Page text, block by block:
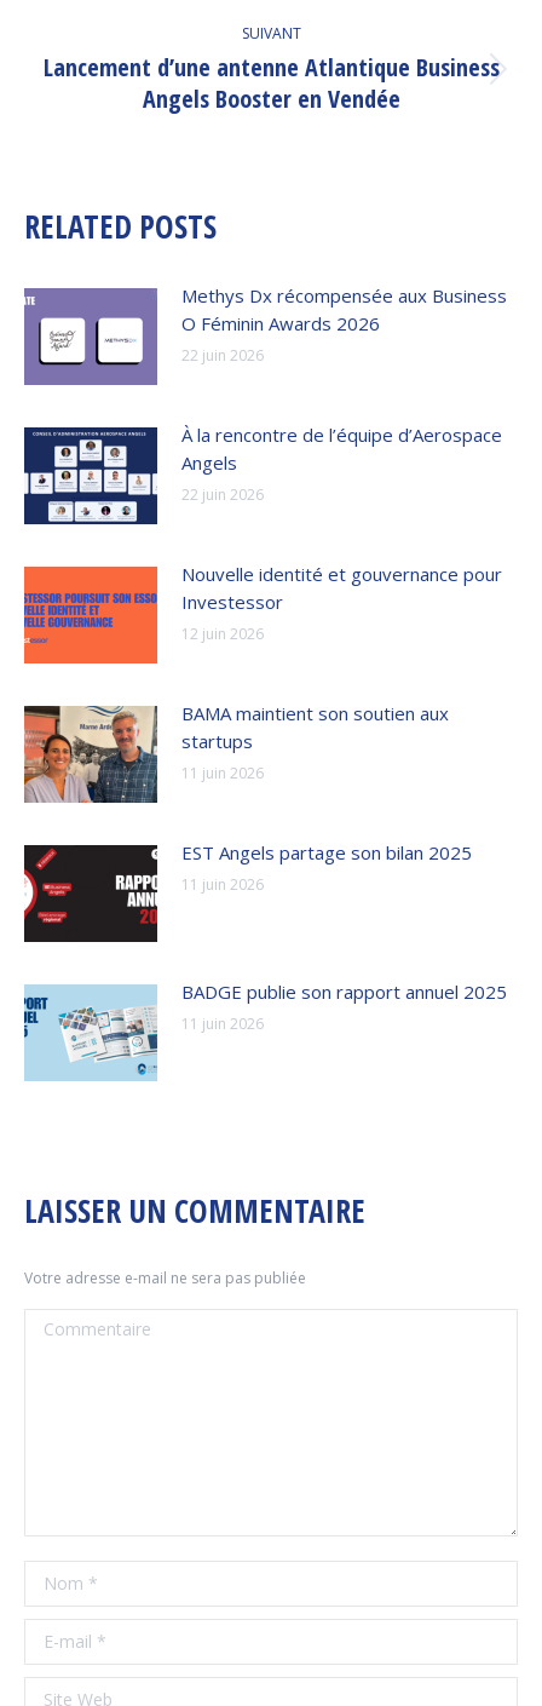
SUIVANT
Article
suivant
Lancement d’une antenne Atlantique Business
Angels Booster en Vendée
RELATED POSTS
Methys Dx récompensée aux Business
O Féminin Awards 2026
22 juin 2026
À la rencontre de l’équipe d’Aerospace
Angels
22 juin 2026
Nouvelle identité et gouvernance pour
Investessor
12 juin 2026
BAMA maintient son soutien aux
startups
11 juin 2026
EST Angels partage son bilan 2025
11 juin 2026
BADGE publie son rapport annuel 2025
11 juin 2026
LAISSER UN COMMENTAIRE
Votre adresse e-mail ne sera pas publiée
Commentaire
Nom *
E-mail *
Site Web